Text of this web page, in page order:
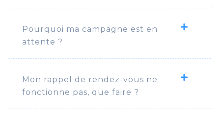
Pourquoi ma campagne est en
attente ?
Mon rappel de rendez-vous ne
fonctionne pas, que faire ?